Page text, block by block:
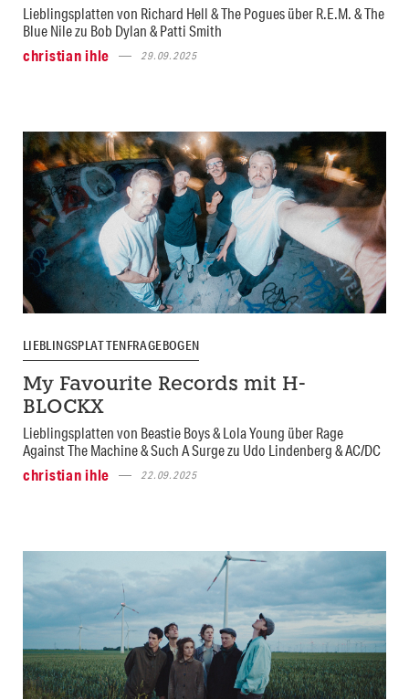
Lieblingsplatten von Richard Hell & The Pogues über R.E.M. & The
Blue Nile zu Bob Dylan & Patti Smith
christian ihle
29.09.2025
LIEBLINGSPLATTENFRAGEBOGEN
My Favourite Records mit H-
BLOCKX
Lieblingsplatten von Beastie Boys & Lola Young über Rage
Against The Machine & Such A Surge zu Udo Lindenberg & AC/DC
christian ihle
22.09.2025